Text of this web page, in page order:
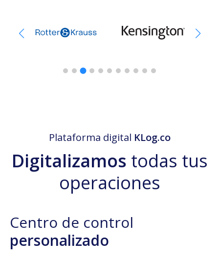
Plataforma digital KLog.co
Digitalizamos todas tus
operaciones
Centro de control
personalizado